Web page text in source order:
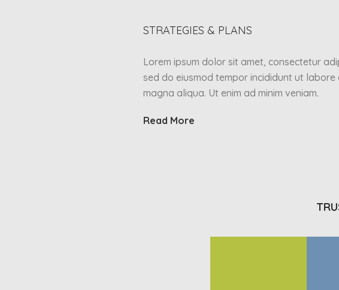
STRATEGIES & PLANS
Lorem ipsum dolor sit amet, consectetur
sed do eiusmod tempor incididunt ut
magna aliqua. Ut enim ad minim veniam.
Read More